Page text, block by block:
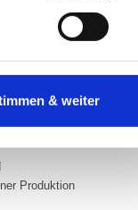
Daten zu den
& weiter
kostenlos perE-Mail oder
Produktion